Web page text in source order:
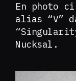
En photo
alias “V”
Nucksal.